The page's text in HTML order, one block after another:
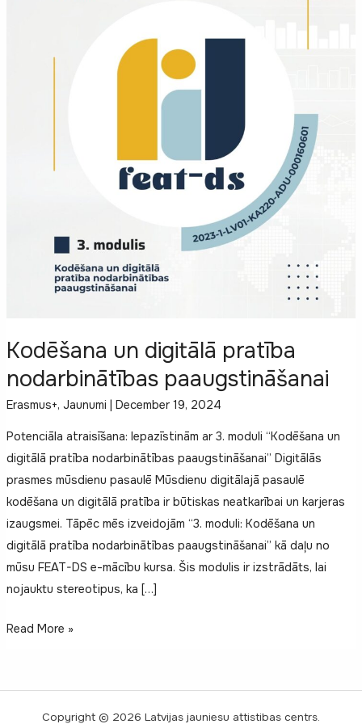
Kodēšana un digitālā pratība
nodarbinātības paaugstināšanai
Erasmus+, Jaunumi | December 19, 2024
Potenciāla atraisīšana: Iepazīstinām ar 3. moduli “Kodēšana un
digitālā pratība nodarbinātības paaugstināšanai” Digitālās
prasmes mūsdienu pasaulē Mūsdienu digitālajā pasaulē
kodēšana un digitālā pratība ir būtiskas neatkarībai un karjeras
izaugsmei. Tāpēc mēs izveidojām “3. moduli: Kodēšana un
digitālā pratība nodarbinātības paaugstināšanai” kā daļu no
mūsu FEAT-DS e-mācību kursa. Šis modulis ir izstrādāts, lai
nojauktu stereotipus, ka […]
Kodēšana
pratība
nodarbinātības
Read More »
Copyright © 2026 Latvijas jauniesu attistibas centrs.